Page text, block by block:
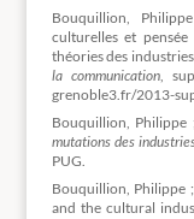
Bouquillion,
culturelles et
théories des
la communication,
grenoble3.fr/2013-
Bouquillion,
mutations des
PUG.
Bouquillion, Philippe
and the cultural